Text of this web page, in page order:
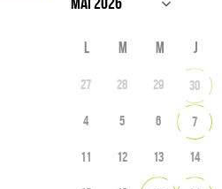
L M M J
27 28 29 30
4 5 6 7
11 12 13 14